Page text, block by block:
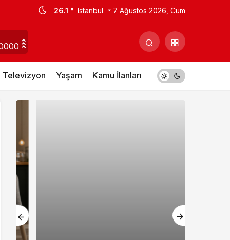
26.1 ° Istanbul 7 Ağustos 2026, Cum
Televizyon Yaşam Kamu İlanları